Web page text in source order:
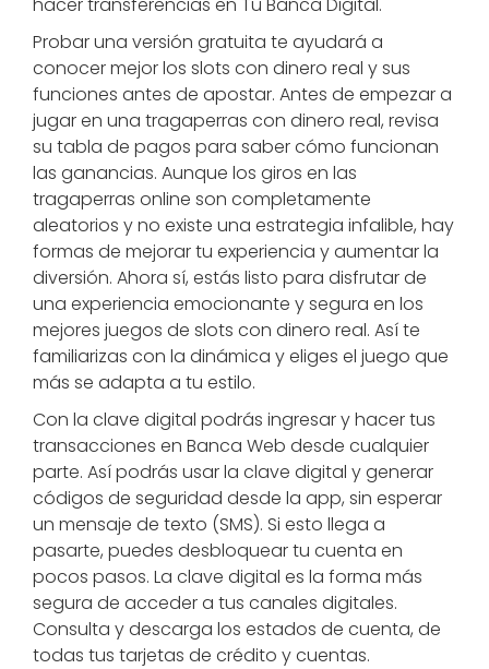
Probar una versión gratuita te ayudará a
conocer mejor los slots con dinero real y sus
funciones antes de apostar. Antes de empezar a
jugar en una tragaperras con dinero real, revisa
su tabla de pagos para saber cómo funcionan
las ganancias. Aunque los giros en las
tragaperras online son completamente
aleatorios y no existe una estrategia infalible, hay
formas de mejorar tu experiencia y aumentar la
diversión. Ahora sí, estás listo para disfrutar de
una experiencia emocionante y segura en los
mejores juegos de slots con dinero real. Así te
familiarizas con la dinámica y eliges el juego que
más se adapta a tu estilo.
Con la clave digital podrás ingresar y hacer tus
transacciones en Banca Web desde cualquier
parte. Así podrás usar la clave digital y generar
códigos de seguridad desde la app, sin esperar
un mensaje de texto (SMS). Si esto llega a
pasarte, puedes desbloquear tu cuenta en
pocos pasos. La clave digital es la forma más
segura de acceder a tus canales digitales.
Consulta y descarga los estados de cuenta, de
todas tus tarjetas de crédito y cuentas.